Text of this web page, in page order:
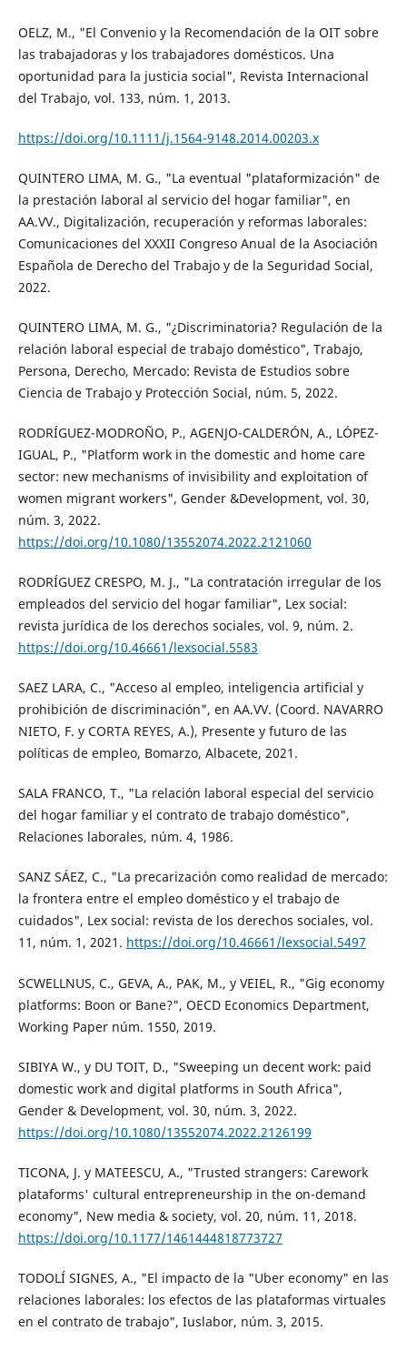
OELZ, M., "El Convenio y la Recomendación de la OIT sobre
las trabajadoras y los trabajadores domésticos. Una
oportunidad para la justicia social", Revista Internacional
del Trabajo, vol. 133, núm. 1, 2013.
https://doi.org/10.1111/j.1564-9148.2014.00203.x
QUINTERO LIMA, M. G., "La eventual "plataformización" de
la prestación laboral al servicio del hogar familiar", en
AA.VV., Digitalización, recuperación y reformas laborales:
Comunicaciones del XXXII Congreso Anual de la Asociación
Española de Derecho del Trabajo y de la Seguridad Social,
2022.
QUINTERO LIMA, M. G., "¿Discriminatoria? Regulación de la
relación laboral especial de trabajo doméstico", Trabajo,
Persona, Derecho, Mercado: Revista de Estudios sobre
Ciencia de Trabajo y Protección Social, núm. 5, 2022.
RODRÍGUEZ-MODROÑO, P., AGENJO-CALDERÓN, A., LÓPEZ-
IGUAL, P., "Platform work in the domestic and home care
sector: new mechanisms of invisibility and exploitation of
women migrant workers", Gender &Development, vol. 30,
núm. 3, 2022.
https://doi.org/10.1080/13552074.2022.2121060
RODRÍGUEZ CRESPO, M. J., "La contratación irregular de los
empleados del servicio del hogar familiar", Lex social:
revista jurídica de los derechos sociales, vol. 9, núm. 2.
https://doi.org/10.46661/lexsocial.5583
SAEZ LARA, C., "Acceso al empleo, inteligencia artificial y
prohibición de discriminación", en AA.VV. (Coord. NAVARRO
NIETO, F. y CORTA REYES, A.), Presente y futuro de las
políticas de empleo, Bomarzo, Albacete, 2021.
SALA FRANCO, T., "La relación laboral especial del servicio
del hogar familiar y el contrato de trabajo doméstico",
Relaciones laborales, núm. 4, 1986.
SANZ SÁEZ, C., "La precarización como realidad de mercado:
la frontera entre el empleo doméstico y el trabajo de
cuidados", Lex social: revista de los derechos sociales, vol.
11, núm. 1, 2021. https://doi.org/10.46661/lexsocial.5497
SCWELLNUS, C., GEVA, A., PAK, M., y VEIEL, R., "Gig economy
platforms: Boon or Bane?", OECD Economics Department,
Working Paper núm. 1550, 2019.
SIBIYA W., y DU TOIT, D., "Sweeping un decent work: paid
domestic work and digital platforms in South Africa",
Gender & Development, vol. 30, núm. 3, 2022.
https://doi.org/10.1080/13552074.2022.2126199
TICONA, J. y MATEESCU, A., "Trusted strangers: Carework
plataforms' cultural entrepreneurship in the on-demand
economy", New media & society, vol. 20, núm. 11, 2018.
https://doi.org/10.1177/1461444818773727
TODOLÍ SIGNES, A., "El impacto de la "Uber economy" en las
relaciones laborales: los efectos de las plataformas virtuales
en el contrato de trabajo", Iuslabor, núm. 3, 2015.